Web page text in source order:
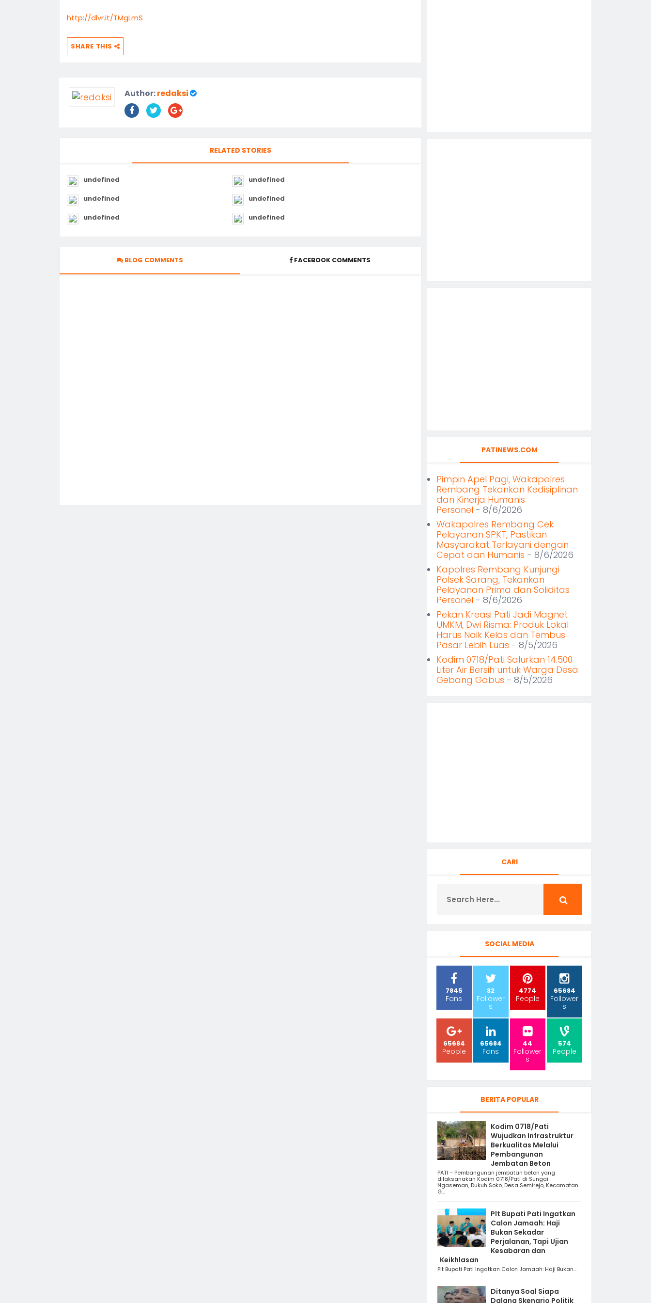
http://dlvr.it/TMgLmS
SHARE THIS
Author:redaksi
RELATED STORIES
undefined undefined
undefined undefined
undefined undefined
BLOG COMMENTS FACEBOOK COMMENTS
PATINEWS.COM
Pimpin Apel Pagi, Wakapolres
Rembang Tekankan Kedisiplinan
dan Kinerja Humanis
Personel - 8/6/2026
Wakapolres Rembang Cek
Pelayanan SPKT, Pastikan
Masyarakat Terlayani dengan
Cepat dan Humanis - 8/6/2026
Kapolres Rembang Kunjungi
Polsek Sarang, Tekankan
Pelayanan Prima dan Soliditas
Personel - 8/6/2026
Pekan Kreasi Pati Jadi Magnet
UMKM, Dwi Risma: Produk Lokal
Harus Naik Kelas dan Tembus
Pasar Lebih Luas - 8/5/2026
Kodim 0718/Pati Salurkan 14.500
Liter Air Bersih untuk Warga Desa
Gebang Gabus - 8/5/2026
CARI
SOCIAL MEDIA
7845
Fans
32
Follower
s
4774
People
65684
Follower
s
65684
People
65684
Fans
44
Follower
s
574
People
BERITA POPULAR
Kodim 0718/Pati
Wujudkan Infrastruktur
Berkualitas Melalui
Pembangunan
Jembatan Beton
PATI – Pembangunan jembatan beton yang
dilaksanakan Kodim 0718/Pati di Sungai
Ngaseman, Dukuh Soko, Desa Semirejo, Kecamatan
G...
Plt Bupati Pati Ingatkan
Calon Jamaah: Haji
Bukan Sekadar
Perjalanan, Tapi Ujian
Kesabaran dan
Keikhlasan
Plt Bupati Pati Ingatkan Calon Jamaah: Haji Bukan...
Ditanya Soal Siapa
Dalang Skenario Politik